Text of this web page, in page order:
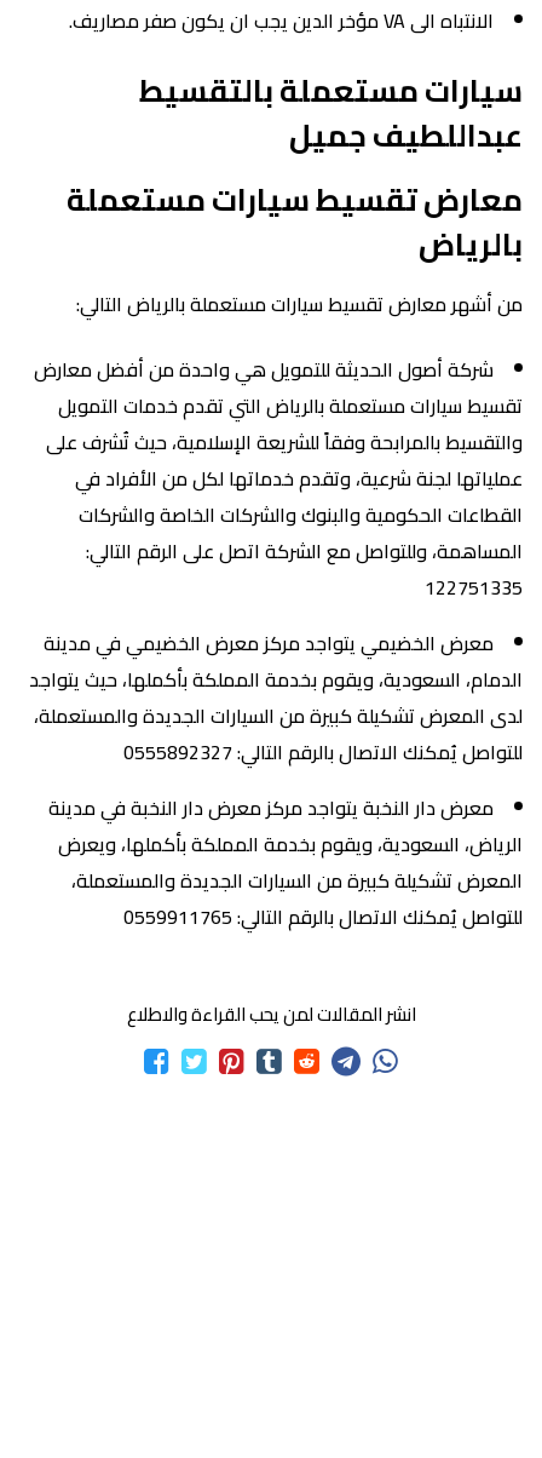
الانتباه الى VA مؤخر الدين يجب ان يكون صفر مصاريف.
سيارات مستعملة بالتقسيط
عبداللطيف جميل
معارض تقسيط سيارات مستعملة
بالرياض
من أشهر معارض تقسيط سيارات مستعملة بالرياض التالي:
شركة أصول الحديثة للتمويل هي واحدة من أفضل معارض
تقسيط سيارات مستعملة بالرياض التي تقدم خدمات التمويل
والتقسيط بالمرابحة وفقاً للشريعة الإسلامية، حيث تُشرف على
عملياتها لجنة شرعية، وتقدم خدماتها لكل من الأفراد في
القطاعات الحكومية والبنوك والشركات الخاصة والشركات
المساهمة، وللتواصل مع الشركة اتصل على الرقم التالي:
122751335
معرض الخضيمي يتواجد مركز معرض الخضيمي في مدينة
الدمام، السعودية، ويقوم بخدمة المملكة بأكملها، حيث يتواجد
لدى المعرض تشكيلة كبيرة من السيارات الجديدة والمستعملة،
للتواصل يُمكنك الاتصال بالرقم التالي: 0555892327
معرض دار النخبة يتواجد مركز معرض دار النخبة في مدينة
الرياض، السعودية، ويقوم بخدمة المملكة بأكملها، ويعرض
المعرض تشكيلة كبيرة من السيارات الجديدة والمستعملة،
للتواصل يُمكنك الاتصال بالرقم التالي: 0559911765
انشر المقالات لمن يحب القراءة والاطلاع